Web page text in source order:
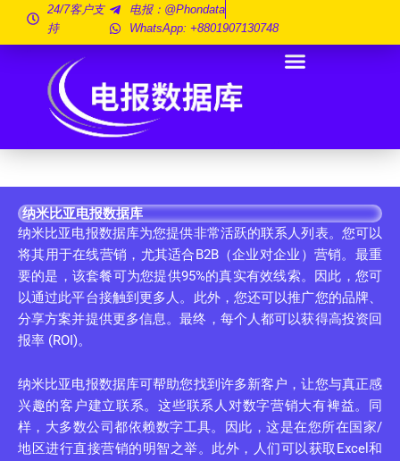
24/7客户支
持
电报：@phondata
WhatsApp: +8801907130748
纳米比亚电报数据库
纳米比亚电报数据库为您提供非常活跃的联系人列表。您可以
将其用于在线营销，尤其适合B2B（企业对企业）营销。最重
要的是，该套餐可为您提供95%的真实有效线索。因此，您可
以通过此平台接触到更多人。此外，您还可以推广您的品牌、
分享方案并提供更多信息。最终，每个人​​都可以获得高投资回
报率 (ROI)。
纳米比亚电报数据库可帮助您找到许多新客户，让您与真正感
兴趣的客户建立联系。这些联系人对数字营销大有裨益。同
样，大多数公司都依赖数字工具。因此，这是在您所在国家/
地区进行直接营销的明智之举。此外，人们可以获取Excel和